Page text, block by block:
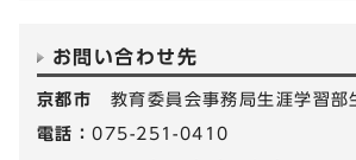
お問い合わせ先
京都市 教育委員会事務局生涯学習部
電話：075-251-0410